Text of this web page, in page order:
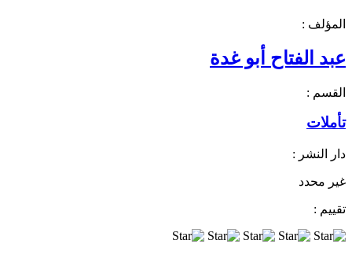
المؤلف :
عبد الفتاح أبو غدة
القسم :
تأملات
دار النشر :
غير محدد
تقييم :